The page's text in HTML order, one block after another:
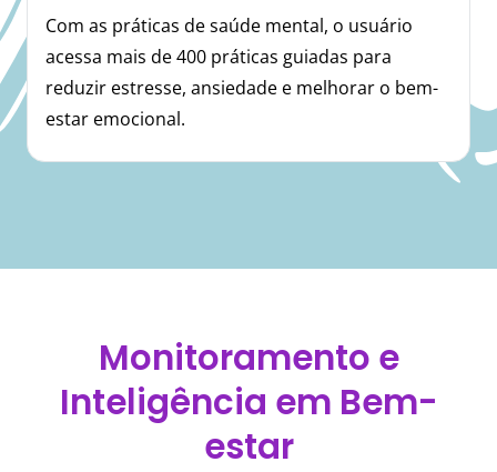
Com as práticas de saúde mental, o usuário
acessa mais de 400 práticas guiadas para
reduzir estresse, ansiedade e melhorar o bem-
estar emocional.
Monitoramento e
Inteligência em Bem-
estar